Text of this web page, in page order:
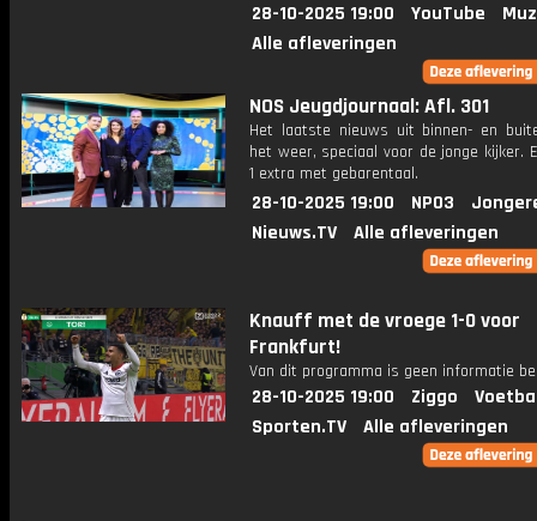
28-10-2025 19:00 YouTube
Alle afleveringen
NOS Jeugdjournaal: Afl. 301
Het laatste nieuws uit binnen- en
het weer, speciaal voor de jonge kijker.
1 extra met gebarentaal.
28-10-2025 19:00 NPO3
Nieuws.TV
Alle afleveringen
Knauff met de vroege 1-0 voor
Frankfurt!
Van dit programma is geen informatie
28-10-2025 19:00 Ziggo
Sporten.TV
Alle afleveringen